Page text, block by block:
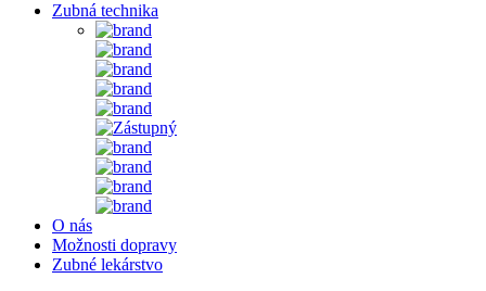
Zubná technika
O nás
Možnosti dopravy
Zubné lekárstvo